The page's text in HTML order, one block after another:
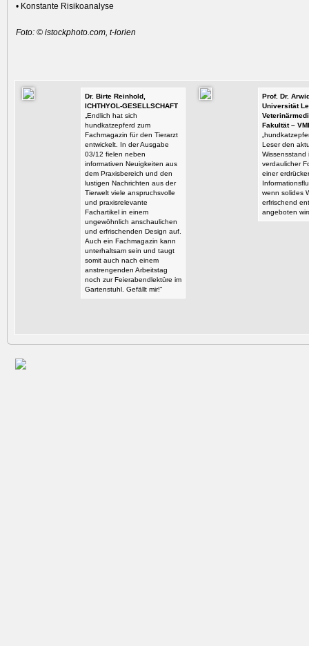
• Konstante Risikoanalyse
Foto: © istockphoto.com, t-lorien
Dr. Birte Reinhold,
ICHTHYOL-GESELLSCHAFT
„Endlich hat sich
hundkatzepferd zum
Fachmagazin für den Tierarzt
entwickelt. In der Ausgabe
03/12 fielen neben
informativen Neuigkeiten aus
dem Praxisbereich und den
lustigen Nachrichten aus der
Tierwelt viele anspruchsvolle
und praxisrelevante
Fachartikel in einem
ungewöhnlich anschaulichen
und erfrischenden Design auf.
Auch ein Fachmagazin kann
unterhaltsam sein und taugt
somit auch nach einem
anstrengenden Arbeitstag
noch zur Feierabendlektüre im
Gartenstuhl. Gefällt mir!“
Prof. Dr.
Universität
Fakultät –
Leser den
Wissensstand
verdaulicher
einer
wenn solides
erfrischend
angeboten